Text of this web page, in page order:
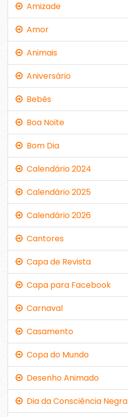
Amizade
Amor
Animais
Aniversário
Bebês
Boa Noite
Bom Dia
Calendário 2024
Calendário 2025
Calendário 2026
Cantores
Capa de Revista
Capa para Facebook
Carnaval
Casamento
Copa do Mundo
Desenho Animado
Dia da Consciência Negra